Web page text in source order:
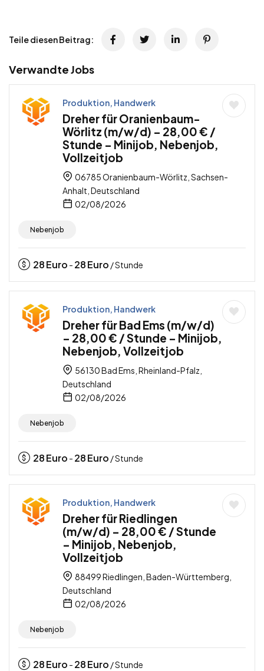
Teile diesen Beitrag:
Verwandte Jobs
Produktion, Handwerk
Dreher für Oranienbaum-
Wörlitz (m/w/d) – 28,00 € /
Stunde – Minijob, Nebenjob,
Vollzeitjob
06785 Oranienbaum-Wörlitz, Sachsen-
Anhalt, Deutschland
02/08/2026
Nebenjob
28Euro - 28Euro / Stunde
Produktion, Handwerk
Dreher für Bad Ems (m/w/d)
– 28,00 € / Stunde – Minijob,
Nebenjob, Vollzeitjob
56130 Bad Ems, Rheinland-Pfalz,
Deutschland
02/08/2026
Nebenjob
28Euro - 28Euro / Stunde
Produktion, Handwerk
Dreher für Riedlingen
(m/w/d) – 28,00 € / Stunde
– Minijob, Nebenjob,
Vollzeitjob
88499 Riedlingen, Baden-Württemberg,
Deutschland
02/08/2026
Nebenjob
28Euro - 28Euro / Stunde